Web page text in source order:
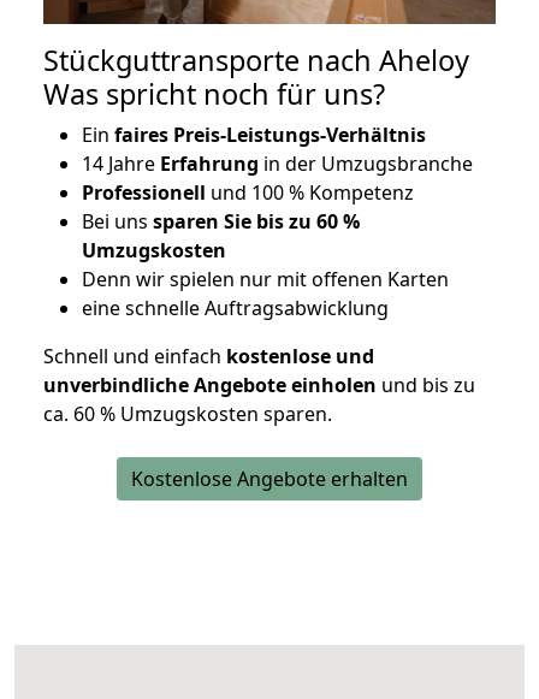
Stückguttransporte nach Aheloy
Was spricht noch für uns?
Ein faires Preis-Leistungs-Verhältnis
14 Jahre Erfahrung in der Umzugsbranche
Professionell und 100 % Kompetenz
Bei uns sparen Sie bis zu 60 %
Umzugskosten
Denn wir spielen nur mit offenen Karten
eine schnelle Auftragsabwicklung
Schnell und einfach kostenlose und
unverbindliche Angebote einholen und bis zu
ca. 60 % Umzugskosten sparen.
Kostenlose Angebote erhalten